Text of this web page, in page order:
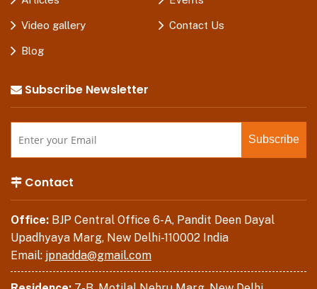
Video gallery Contact Us
Blog
Subscribe Newsletter
Contact
Office: BJP Central Office 6-A, Pandit Deen Dayal
Upadhyaya Marg, New Delhi-110002 India
Email: jpnadda@gmail.com